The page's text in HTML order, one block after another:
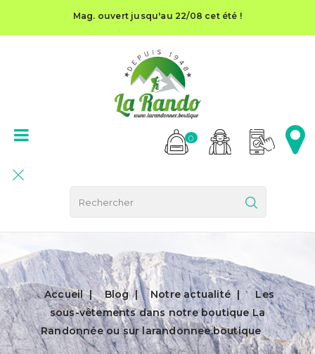
Mag. ouvert jusqu'au 22/08 cet été !
0
Accueil Blog Notre actualité
Les
sous-vêtements dans notre boutique La
Randonnée ou sur larandonnee.boutique